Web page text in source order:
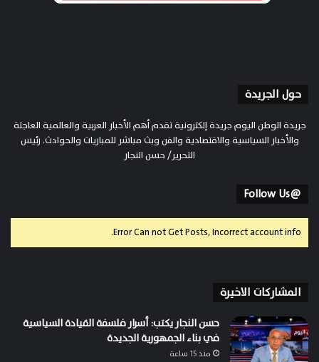
حول الجريدة
جريدة الوطن اليوم جريدة إلكترونية تقدم أهم الأخبار العربية والعالمية العاجلة
والأخبار السياسية والاقتصادية والفن وبث مباشر للمباريات والحوادث. رئيس
التحرير/ حسن النجار
@Follow Us
Error Can not Get Posts, Incorrect account info.
المشاركات الاخيرة
حسن النجار يكتب: أسرار فلسفة القيادة السياسية
في بناء الجمهورية الجديدة
منذ 15 ساعة